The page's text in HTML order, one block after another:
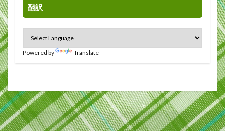
翻訳
Powered by Translate